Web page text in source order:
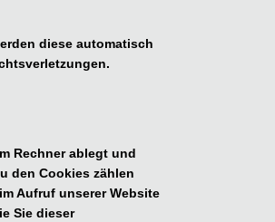
diese automatisch
Rechner ablegt und
den Cookies zählen
Aufruf unserer Website
Sie dieser